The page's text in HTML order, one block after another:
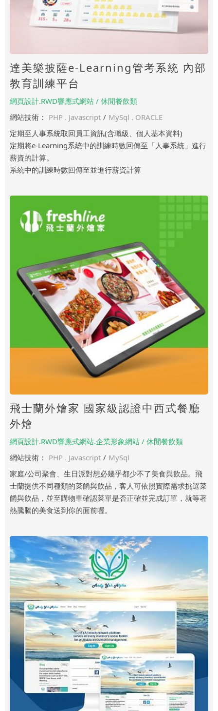
達美樂披薩e-Learning管考系統 內部
教育訓練平台
網頁設計.RWD響應式網站 / 休閒餐飲類
網站技術： PHP . Javascript / MySql . ORACLE
定期至人事系統取回員工資訊(含職級、個人基本資料)
定期將e-Learning系統中的訓練時數回傳至「人事系統」進行
薪資的計算。
系統中的訓練時數回傳至並進行薪資計算
飛士蘭外燴家 國家級認證中西式餐廳
外燴
網頁設計.RWD響應式網站.企業形象網站 / 休閒餐飲類
網站技術： PHP . Javascript / MySql
家庭/公司聚會、生日派對想必幾乎都少不了美食與飲品。飛
士蘭提供不同種類的菜餚與飲品，客人可依照實際需求挑選菜
餚與飲品，並至購物車確認菜單是否正確並完成訂單，就等著
熱騰騰的美食送到你的面前喔。